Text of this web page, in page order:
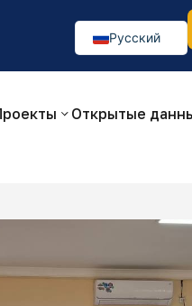
Изображения: 👁
Русский
O‘zbekcha
Открытые